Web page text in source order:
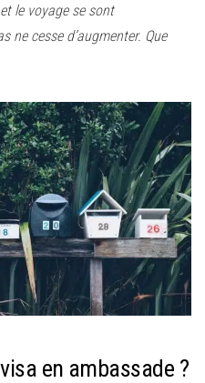
le voyage se sont
ne cesse d’augmenter. Que
en ambassade ?